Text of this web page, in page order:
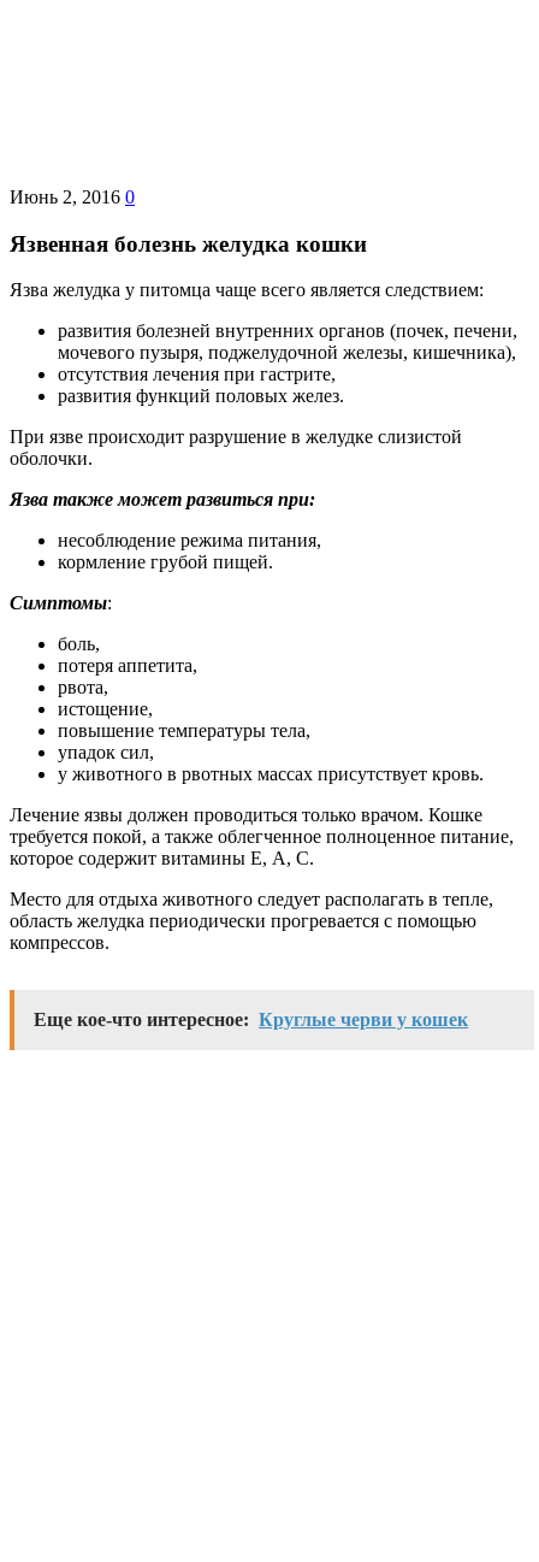
Июнь 2, 2016 0
Язвенная болезнь желудка кошки
Язва желудка у питомца чаще всего является следствием:
развития болезней внутренних органов (почек, печени,
мочевого пузыря, поджелудочной железы, кишечника),
отсутствия лечения при гастрите,
развития функций половых желез.
При язве происходит разрушение в желудке слизистой
оболочки.
Язва также может развиться при:
несоблюдение режима питания,
кормление грубой пищей.
Симптомы:
боль,
потеря аппетита,
рвота,
истощение,
повышение температуры тела,
упадок сил,
у животного в рвотных массах присутствует кровь.
Лечение язвы должен проводиться только врачом. Кошке
требуется покой, а также облегченное полноценное питание,
которое содержит витамины Е, А, С.
Место для отдыха животного следует располагать в тепле,
область желудка периодически прогревается с помощью
компрессов.
Еще кое-что интересное: Круглые черви у кошек